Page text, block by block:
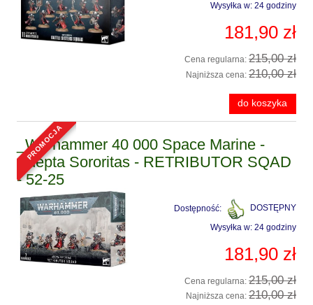
Wysyłka w: 24 godziny
181,90 zł
Cena regularna: 215,00 zł
Najniższa cena: 210,00 zł
do koszyka
_Warhammer 40 000 Space Marine -
Adepta Sororitas - RETRIBUTOR SQAD
- 52-25
Dostępność:
DOSTĘPNY
Wysyłka w: 24 godziny
181,90 zł
Cena regularna: 215,00 zł
Najniższa cena: 210,00 zł
promocja